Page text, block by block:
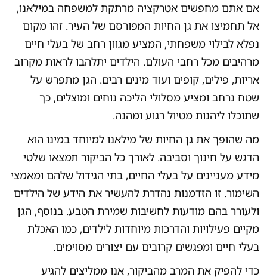
אם אתם מחפשים אטרקציה מרתקת למשפחה במילאנו,
אל תחמיצו את גן החיות המפורסם של העיר. זהו מקום
נפלא לבילוי משפחתי, המציע מגוון רחב של בעלי חיים
מרהיבים מכל רחבי העולם. הילדים יתלהבו לראות מקרוב
אריות, פילים, קופים ועוד מינים רבים. הגן מתפרש על
שטח נרחב ומציע מסלולי הליכה נוחים ומוצלים, כך
שתוכלו ליהנות מטיול רגוע ומהנה.
מה שהופך את גן החיות של מילאנו למיוחד במינו הוא
הדגש על חינוך וסביבה. לאורך כל הביקור תמצאו שלטי
מידע מעניינים על בעלי החיים, בתי הגידול שלהם ומאמצי
השימור. זו הזדמנות נהדרת להעשיר את הידע של הילדים
ולעורר בהם מודעות לחשיבות שמירת הטבע. בנוסף, הגן
מקיים פעילויות והדרכות מיוחדות לילדים, כמו האכלת
בעלי חיים ומפגשים קרובים עם יצורים מסוימים.
כדי להפיק את המרב מהביקור, אנו ממליצים להגיע